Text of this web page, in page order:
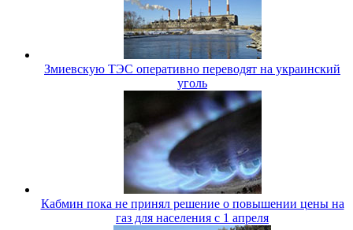
Змиевскую ТЭС оперативно переводят на украинский
уголь
Кабмин пока не принял решение о повышении цены на
газ для населения с 1 апреля